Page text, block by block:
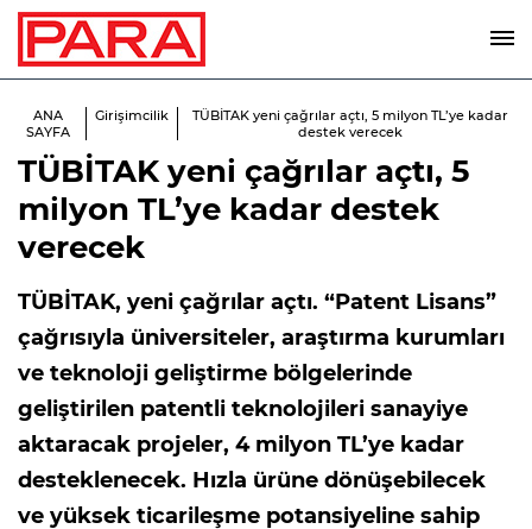
ANA
SAYFA
Girişimcilik
TÜBİTAK yeni çağrılar açtı, 5 milyon TL’ye kadar
destek verecek
TÜBİTAK yeni çağrılar açtı, 5
milyon TL’ye kadar destek
verecek
TÜBİTAK, yeni çağrılar açtı. “Patent Lisans”
çağrısıyla üniversiteler, araştırma kurumları
ve teknoloji geliştirme bölgelerinde
geliştirilen patentli teknolojileri sanayiye
aktaracak projeler, 4 milyon TL’ye kadar
desteklenecek. Hızla ürüne dönüşebilecek
ve yüksek ticarileşme potansiyeline sahip